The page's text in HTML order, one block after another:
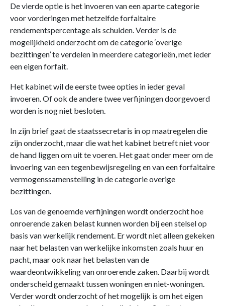
De vierde optie is het invoeren van een aparte categorie
voor vorderingen met hetzelfde forfaitaire
rendementspercentage als schulden. Verder is de
mogelijkheid onderzocht om de categorie ‘overige
bezittingen’ te verdelen in meerdere categorieën, met ieder
een eigen forfait.
Het kabinet wil de eerste twee opties in ieder geval
invoeren. Of ook de andere twee verfijningen doorgevoerd
worden is nog niet besloten.
In zijn brief gaat de staatssecretaris in op maatregelen die
zijn onderzocht, maar die wat het kabinet betreft niet voor
de hand liggen om uit te voeren. Het gaat onder meer om de
invoering van een tegenbewijsregeling en van een forfaitaire
vermogenssamenstelling in de categorie overige
bezittingen.
Los van de genoemde verfijningen wordt onderzocht hoe
onroerende zaken belast kunnen worden bij een stelsel op
basis van werkelijk rendement. Er wordt niet alleen gekeken
naar het belasten van werkelijke inkomsten zoals huur en
pacht, maar ook naar het belasten van de
waardeontwikkeling van onroerende zaken. Daarbij wordt
onderscheid gemaakt tussen woningen en niet-woningen.
Verder wordt onderzocht of het mogelijk is om het eigen